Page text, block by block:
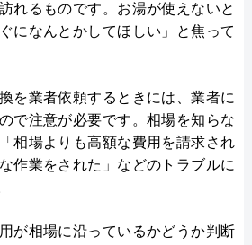
れるものです。お湯が使えないと
になんとかしてほしい」と焦って
を業者依頼するときには、業者に
で注意が必要です。相場を知らな
相場よりも高額な費用を請求され
作業をされた」などのトラブルに
が相場に沿っているかどうか判断